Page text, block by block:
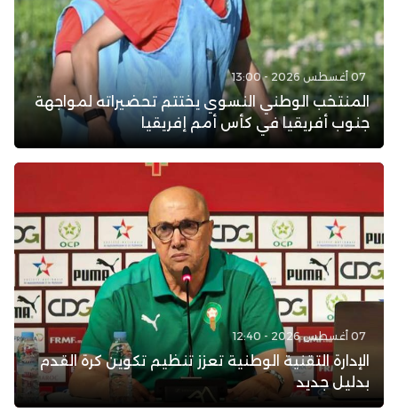
07 أغسطس 2026 - 13:00
المنتخب الوطني النسوي يختتم تحضيراته لمواجهة
جنوب أفريقيا في كأس أمم إفريقيا
07 أغسطس 2026 - 12:40
الإدارة التقنية الوطنية تعزز تنظيم تكوين كرة القدم
بدليل جديد